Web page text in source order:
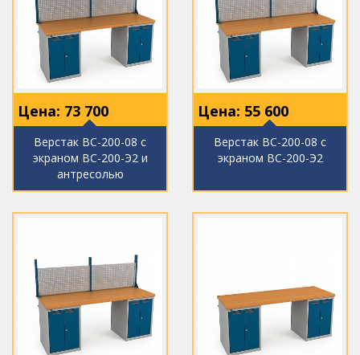
Цена: 73 700
Верстак ВС-200-08 с
экраном ВС-200-Э2 и
антресолью
Цена: 55 600
Верстак ВС-200-08 с
экраном ВС-200-Э2